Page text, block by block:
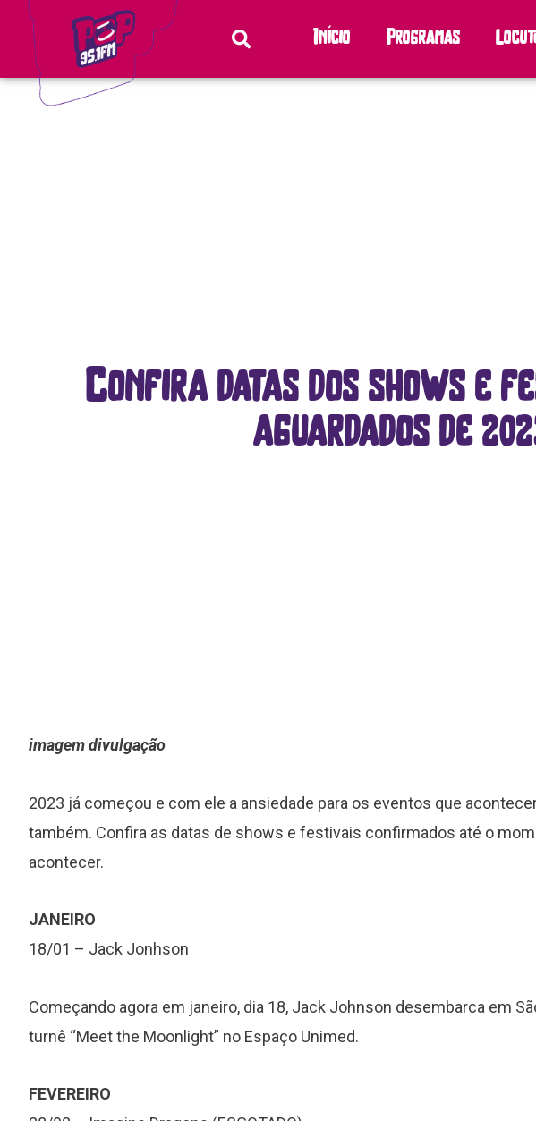
Início Programas
Confira datas dos shows e
aguardados de
imagem divulgação
2023 já começou e com ele a ansiedade para os eventos que
também. Confira as datas de shows e festivais confirmados até o
acontecer.
JANEIRO
18/01 – Jack Jonhson
Começando agora em janeiro, dia 18, Jack Johnson desembarca em
turnê “Meet the Moonlight” no Espaço Unimed.
FEVEREIRO